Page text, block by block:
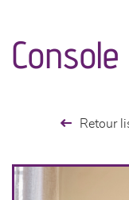
séjours
chambres et
Retour